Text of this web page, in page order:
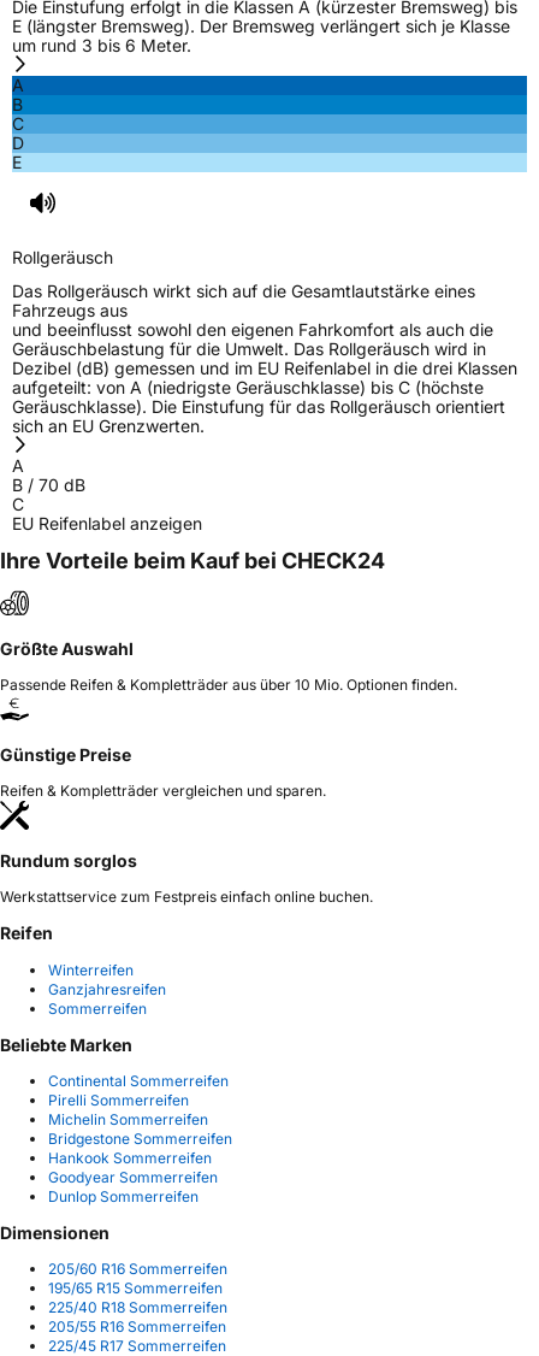
Die Einstufung erfolgt in die Klassen A (kürzester Bremsweg) bis
E (längster Bremsweg). Der Bremsweg verlängert sich je Klasse
um rund 3 bis 6 Meter.
A
B
C
D
E
Rollgeräusch
Das Rollgeräusch wirkt sich auf die Gesamtlautstärke eines
Fahrzeugs aus
und beeinflusst sowohl den eigenen Fahrkomfort als auch die
Geräuschbelastung für die Umwelt. Das Rollgeräusch wird in
Dezibel (dB) gemessen und im EU Reifenlabel in die drei Klassen
aufgeteilt: von A (niedrigste Geräuschklasse) bis C (höchste
Geräuschklasse). Die Einstufung für das Rollgeräusch orientiert
sich an EU Grenzwerten.
A
B / 70 dB
C
EU Reifenlabel anzeigen
Ihre Vorteile beim Kauf bei CHECK24
Größte Auswahl
Passende Reifen & Kompletträder aus über 10 Mio. Optionen finden.
Günstige Preise
Reifen & Kompletträder vergleichen und sparen.
Rundum sorglos
Werkstattservice zum Festpreis einfach online buchen.
Reifen
Winterreifen
Ganzjahresreifen
Sommerreifen
Beliebte Marken
Continental Sommerreifen
Pirelli Sommerreifen
Michelin Sommerreifen
Bridgestone Sommerreifen
Hankook Sommerreifen
Goodyear Sommerreifen
Dunlop Sommerreifen
Dimensionen
205/60 R16 Sommerreifen
195/65 R15 Sommerreifen
225/40 R18 Sommerreifen
205/55 R16 Sommerreifen
225/45 R17 Sommerreifen